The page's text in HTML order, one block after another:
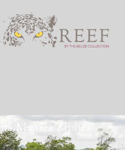
Magica Zipline